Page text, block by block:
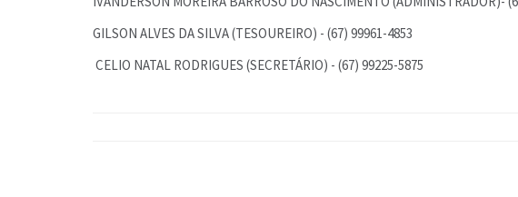
GILSON ALVES DA SILVA (TESOUREIRO) - (67) 99961-4853
CELIO NATAL RODRIGUES (SECRETÁRIO) - (67) 99225-5875